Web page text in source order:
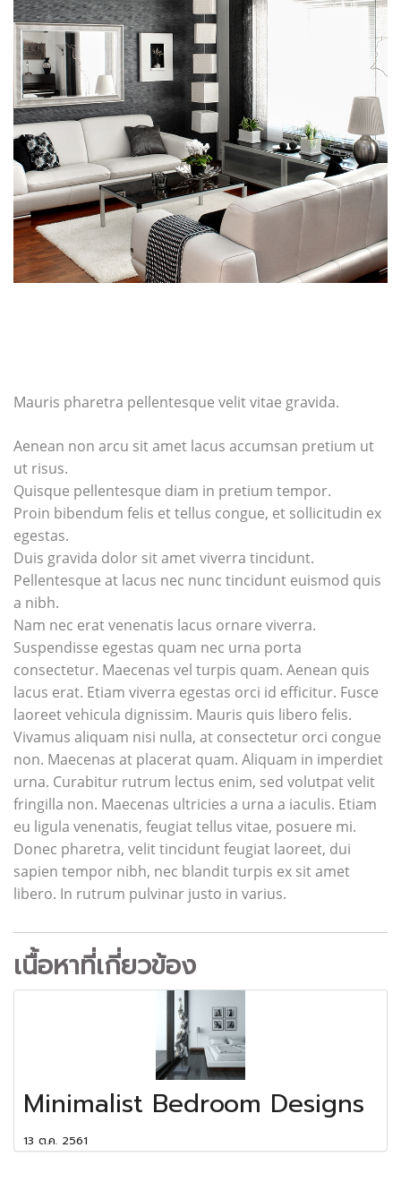
Mauris pharetra pellentesque velit vitae gravida.
Aenean non arcu sit amet lacus accumsan pretium ut
ut risus.
Quisque pellentesque diam in pretium tempor.
Proin bibendum felis et tellus congue, et sollicitudin ex
egestas.
Duis gravida dolor sit amet viverra tincidunt.
Pellentesque at lacus nec nunc tincidunt euismod quis
a nibh.
Nam nec erat venenatis lacus ornare viverra.
Suspendisse egestas quam nec urna porta
consectetur. Maecenas vel turpis quam. Aenean quis
lacus erat. Etiam viverra egestas orci id efficitur. Fusce
laoreet vehicula dignissim. Mauris quis libero felis.
Vivamus aliquam nisi nulla, at consectetur orci congue
non. Maecenas at placerat quam. Aliquam in imperdiet
urna. Curabitur rutrum lectus enim, sed volutpat velit
fringilla non. Maecenas ultricies a urna a iaculis. Etiam
eu ligula venenatis, feugiat tellus vitae, posuere mi.
Donec pharetra, velit tincidunt feugiat laoreet, dui
sapien tempor nibh, nec blandit turpis ex sit amet
libero. In rutrum pulvinar justo in varius.
เนื้อหาที่เกี่ยวข้อง
Minimalist Bedroom Designs
13 ต.ค. 2561